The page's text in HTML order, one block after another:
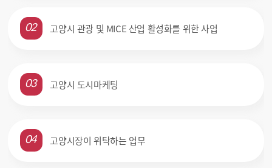
02 고양시 관광 및 MICE 산업 활성화를 위한 사업
03 고양시 도시마케팅
04 고양시장이 위탁하는 업무